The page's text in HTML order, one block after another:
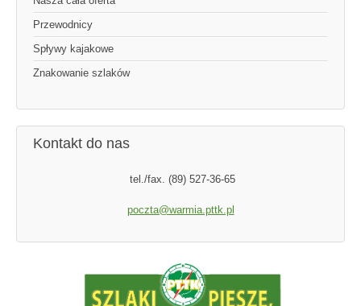
Przewodnicy
Spływy kajakowe
Znakowanie szlaków
Kontakt do nas
tel./fax. (89) 527-36-65
poczta@warmia.pttk.pl